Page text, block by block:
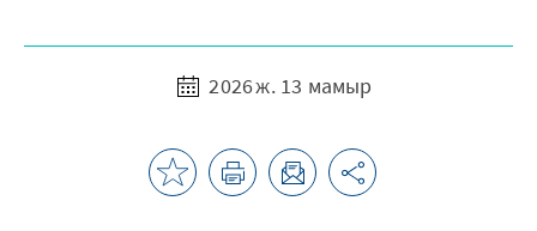
2026 ж. 13 мамыр